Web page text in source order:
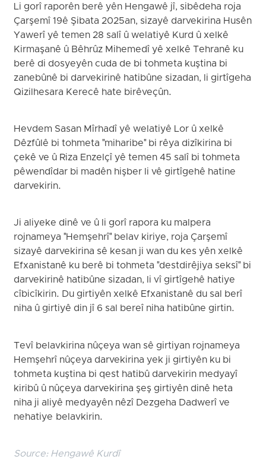
Li gorî raporên berê yên Hengawê jî, sibêdeha roja
Çarşemî 19ê Şibata 2025an, sizayê darvekirina Husên
Yawerî yê temen 28 salî û welatiyê Kurd û xelkê
Kirmaşanê û Bêhrûz Mihemedî yê xelkê Tehranê ku
berê di dosyeyên cuda de bi tohmeta kuştina bi
zanebûnê bi darvekirinê hatibûne sizadan, li girtîgeha
Qizilhesara Kerecê hate birêveçûn.
Hevdem Sasan Mîrhadî yê welatiyê Lor û xelkê
Dêzfûlê bi tohmeta "miharibe" bi rêya dizîkirina bi
çekê ve û Riza Enzelçî yê temen 45 salî bi tohmeta
pêwendîdar bi madên hişber li vê girtîgehê hatine
darvekirin.
Ji aliyeke dinê ve û li gorî rapora ku malpera
rojnameya "Hemşehrî" belav kiriye, roja Çarşemî
sizayê darvekirina sê kesan ji wan du kes yên xelkê
Efxanistanê ku berê bi tohmeta "destdirêjiya seksî" bi
darvekirinê hatibûne sizadan, li vî girtîgehê hatiye
cîbicîkirin. Du girtiyên xelkê Efxanistanê du sal berî
niha û girtiyê din jî 6 sal bereî niha hatibûne girtin.
Tevî belavkirina nûçeya wan sê girtiyan rojnameya
Hemşehrî nûçeya darvekirina yek ji girtiyên ku bi
tohmeta kuştina bi qest hatibû darvekirin medyayî
kiribû û nûçeya darvekirina şeş girtiyên dinê heta
niha ji aliyê medyayên nêzî Dezgeha Dadwerî ve
nehatiye belavkirin.
Source: Hengawê Kurdî